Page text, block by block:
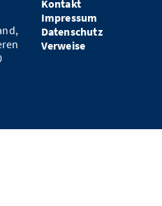
Kontakt
Impressum
Datenschutz
Verweise